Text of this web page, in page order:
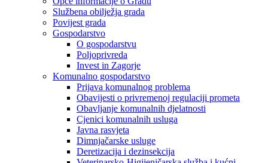
Službena obilježja grada
Povijest grada
Gospodarstvo
O gospodarstvu
Poljoprivreda
Invest in Zagorje
Komunalno gospodarstvo
Prijava komunalnog problema
Obavijesti o privremenoj regulaciji prometa
Obavljanje komunalnih djelatnosti
Cjenici komunalnih usluga
Javna rasvjeta
Dimnjačarske usluge
Deretizacija i dezinsekcija